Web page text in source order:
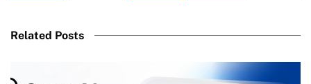
Related Posts